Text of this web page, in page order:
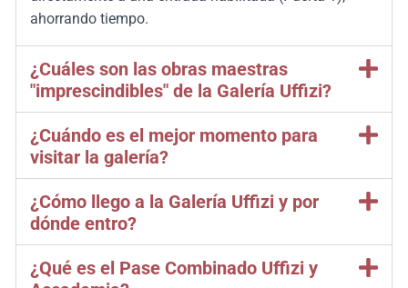
ahorrando tiempo.
¿Cuáles son las obras maestras
"imprescindibles" de la Galería Uffizi?
¿Cuándo es el mejor momento para
visitar la galería?
¿Cómo llego a la Galería Uffizi y por
dónde entro?
¿Qué es el Pase Combinado Uffizi y